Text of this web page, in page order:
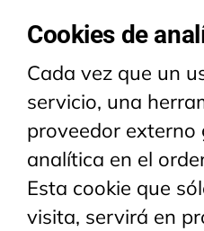
Cookies de
Cada vez que un
servicio, una
proveedor externo
analítica en el
Esta cookie que
visita, servirá en